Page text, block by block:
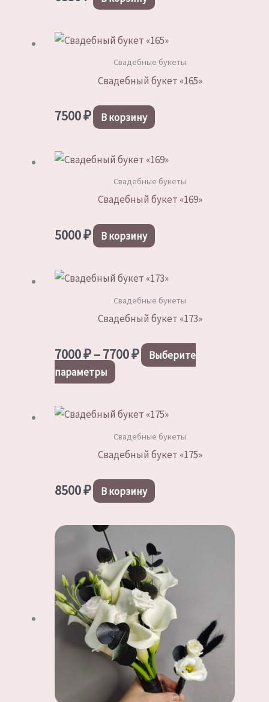
Свадебные букеты
Свадебный букет «165»
7500₽ В корзину
Свадебные букеты
Свадебный букет «169»
5000₽ В корзину
Свадебные букеты
Свадебный букет «173»
7000₽–7700₽Диапазон
цен:
7700 ₽
Выберите
параметры
несколько
вариаций.
Опции
выбрать
на
странице
товара.
Свадебные букеты
Свадебный букет «175»
8500₽ В корзину